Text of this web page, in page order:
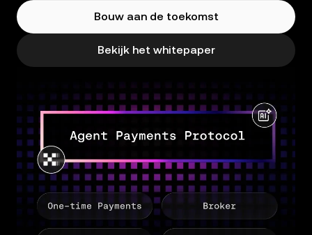
Bouw aan de toekomst
Bekijk het whitepaper